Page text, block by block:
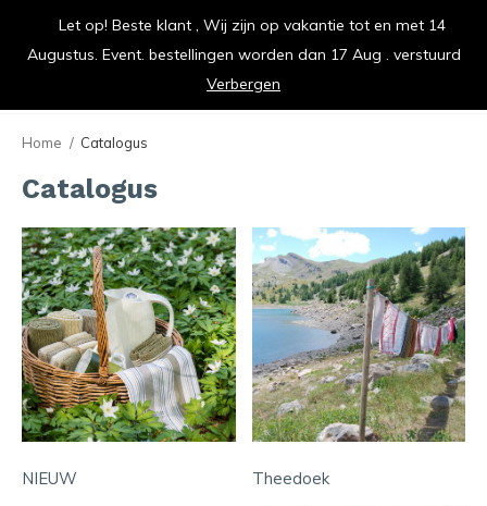
vrolijk je keuken op
Home Catalogus
Catalogus
NIEUW Theedoek
Let op! Beste klant , Wij zijn op vakantie tot en met 14
Augustus. Event. bestellingen worden dan 17 Aug . verstuurd
Verbergen